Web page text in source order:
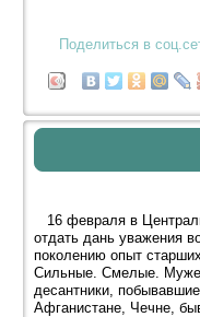
Поделиться в
16 февраля в
отдать дань уважения
поколению опыт старших.
Сильные. Смелые.
десантники,
Афганистане, Чечне,